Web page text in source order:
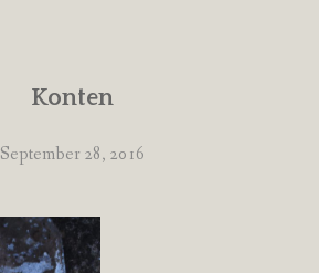
Konten
September 28, 2016